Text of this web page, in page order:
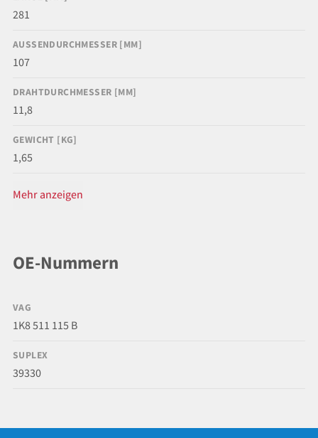
281
AUSSENDURCHMESSER [MM]
107
DRAHTDURCHMESSER [MM]
11,8
GEWICHT [KG]
1,65
Mehr anzeigen
OE-Nummern
VAG
1K8 511 115 B
SUPLEX
39330